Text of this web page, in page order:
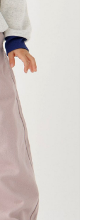
月結算日後寄送繳費提
灣大直營門市／銀行轉
稱本公司）所提供，讓
商店將買賣／分期付款
交帳款。
的，商店將以您的個人
項蒐集、處理及利用，
對及更正。
userRule
至「AFTEE先享後付」
帳。
結，可透過四大超商／
完成。
需要取消訂單，請聯絡
效，需透過AFTEE先享
顯示為準，若有關於
聯繫「AFTEE先享後付
home
享後付」服務完成之交
易相關給付款項請求債
aftee.tw/terms/#terms3
之同意方可使用
，本公司不負相關責